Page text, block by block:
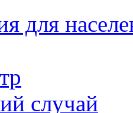
для
случай